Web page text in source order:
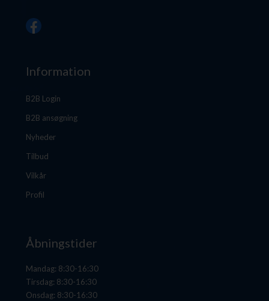
Information
B2B Login
B2B ansøgning
Nyheder
Tilbud
Vilkår
Profil
Åbningstider
Mandag: 8:30-16:30
Tirsdag: 8:30-16:30
Onsdag: 8:30-16:30